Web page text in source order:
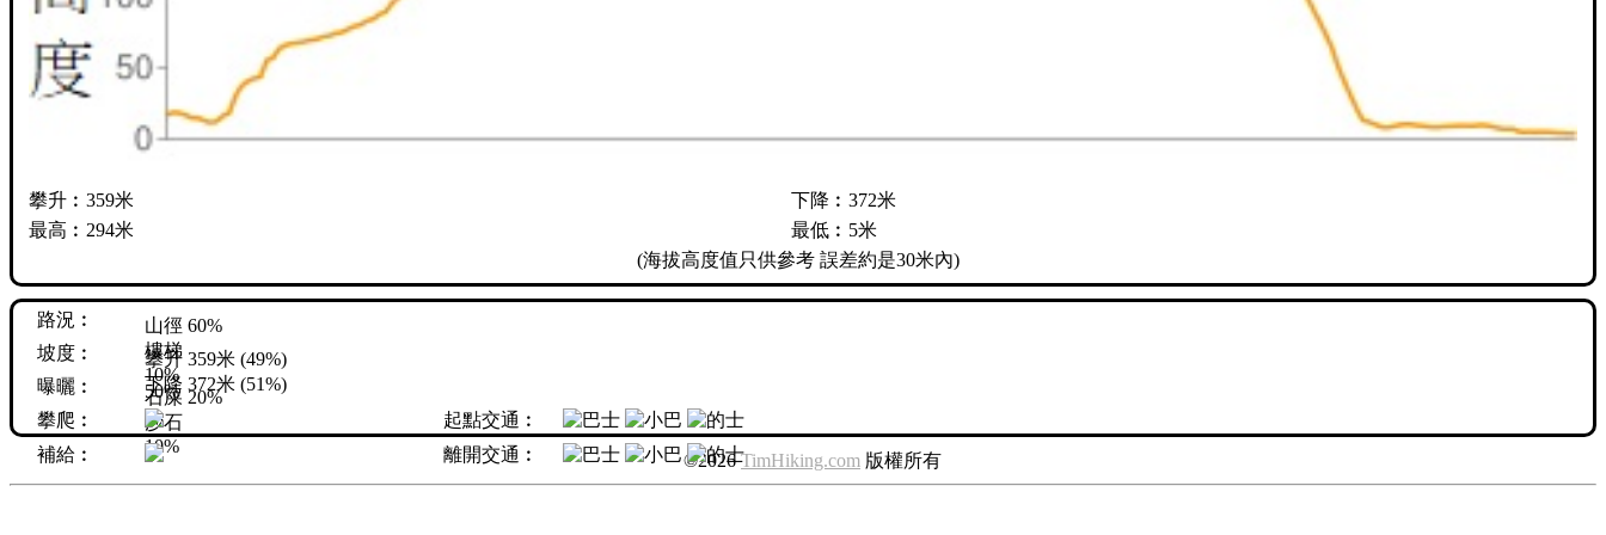
攀升︰359米
下降︰372米
最高︰294米
最低︰5米
(海拔高度值只供參考 誤差約是30米內)
路況︰
山徑 60%
樓梯
10%
石屎 20%
沙石
10%
坡度︰
攀升 359米 (49%)
下降 372米 (51%)
曝曬︰
50%
攀爬︰
起點交通︰
補給︰
離開交通︰ ©2026 TimHiking.com 版權所有